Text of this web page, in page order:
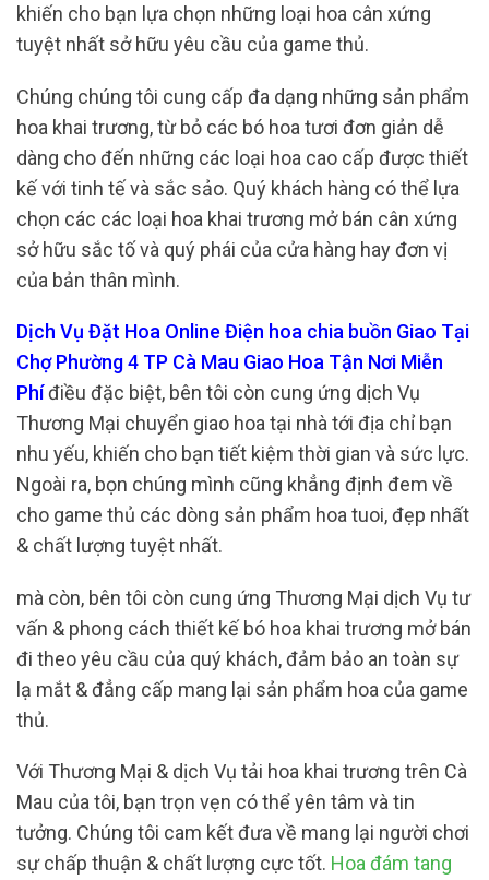
khiến cho bạn lựa chọn những loại hoa cân xứng
tuyệt nhất sở hữu yêu cầu của game thủ.
Chúng chúng tôi cung cấp đa dạng những sản phẩm
hoa khai trương, từ bỏ các bó hoa tươi đơn giản dễ
dàng cho đến những các loại hoa cao cấp được thiết
kế với tinh tế và sắc sảo. Quý khách hàng có thể lựa
chọn các các loại hoa khai trương mở bán cân xứng
sở hữu sắc tố và quý phái của cửa hàng hay đơn vị
của bản thân mình.
Dịch Vụ Đặt Hoa Online Điện hoa chia buồn Giao Tại
Chợ Phường 4 TP Cà Mau Giao Hoa Tận Nơi Miễn
Phíđiều đặc biệt, bên tôi còn cung ứng dịch Vụ
Thương Mại chuyển giao hoa tại nhà tới địa chỉ bạn
nhu yếu, khiến cho bạn tiết kiệm thời gian và sức lực.
Ngoài ra, bọn chúng mình cũng khẳng định đem về
cho game thủ các dòng sản phẩm hoa tuoi, đẹp nhất
& chất lượng tuyệt nhất.
mà còn, bên tôi còn cung ứng Thương Mại dịch Vụ tư
vấn & phong cách thiết kế bó hoa khai trương mở bán
đi theo yêu cầu của quý khách, đảm bảo an toàn sự
lạ mắt & đẳng cấp mang lại sản phẩm hoa của game
thủ.
Với Thương Mại & dịch Vụ tải hoa khai trương trên Cà
Mau của tôi, bạn trọn vẹn có thể yên tâm và tin
tưởng. Chúng tôi cam kết đưa về mang lại người chơi
sự chấp thuận & chất lượng cực tốt. Hoa đám tang